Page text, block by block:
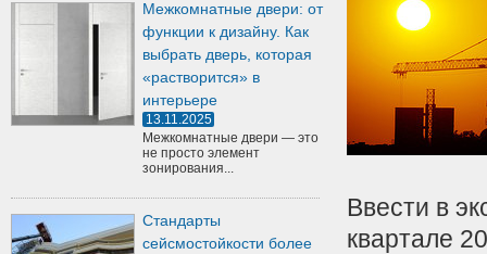
Артикул:
Межкомнатные двери: от
функции к дизайну. Как
выбрать дверь, которая
«растворится» в
интерьере
13.11.2025
Межкомнатные двери — это
не просто элемент
зонирования...
Стандарты
сейсмостойкости более
Ввести в
квартале